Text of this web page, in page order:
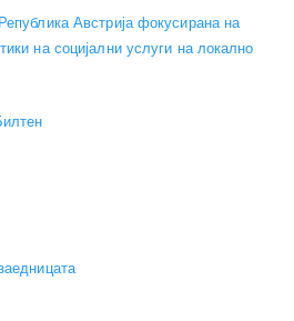
Австрија фокусирана на
на социјални услуги на локално